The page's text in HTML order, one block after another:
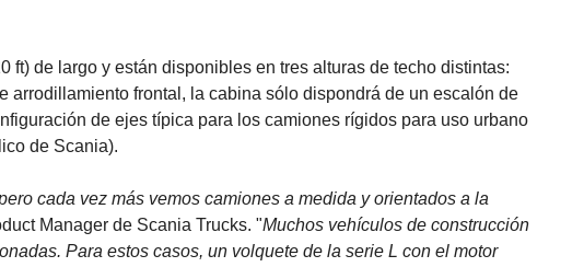
ft) de largo y están disponibles en tres alturas de techo distintas:
arrodillamiento frontal, la cabina sólo dispondrá de un escalón de
de ejes típica para los camiones rígidos para uso urbano
de Scania).
cada vez más vemos camiones a medida y orientados a la
Manager de Scania Trucks. "Muchos vehículos de construcción
Para estos casos, un volquete de la serie L con el motor